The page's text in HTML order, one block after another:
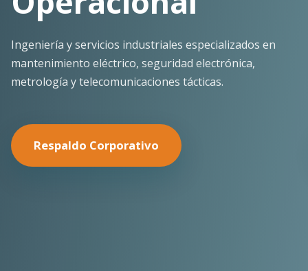
Despliegue ágil en terreno con los más altos
estándares de seguridad y calidad técnica para la
minería pesada.
Nuestras Soluciones